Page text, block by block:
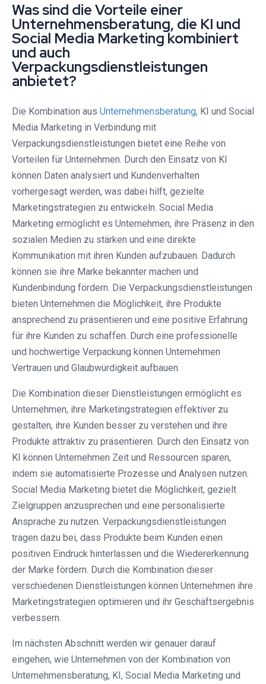
Was sind die Vorteile einer
Unternehmensberatung, die KI und
Social Media Marketing kombiniert
und auch
Verpackungsdienstleistungen
anbietet?
Die Kombination aus Unternehmensberatung, KI und Social
Media Marketing in Verbindung mit
Verpackungsdienstleistungen bietet eine Reihe von
Vorteilen für Unternehmen. Durch den Einsatz von KI
können Daten analysiert und Kundenverhalten
vorhergesagt werden, was dabei hilft, gezielte
Marketingstrategien zu entwickeln. Social Media
Marketing ermöglicht es Unternehmen, ihre Präsenz in den
sozialen Medien zu stärken und eine direkte
Kommunikation mit ihren Kunden aufzubauen. Dadurch
können sie ihre Marke bekannter machen und
Kundenbindung fördern. Die Verpackungsdienstleistungen
bieten Unternehmen die Möglichkeit, ihre Produkte
ansprechend zu präsentieren und eine positive Erfahrung
für ihre Kunden zu schaffen. Durch eine professionelle
und hochwertige Verpackung können Unternehmen
Vertrauen und Glaubwürdigkeit aufbauen.
Die Kombination dieser Dienstleistungen ermöglicht es
Unternehmen, ihre Marketingstrategien effektiver zu
gestalten, ihre Kunden besser zu verstehen und ihre
Produkte attraktiv zu präsentieren. Durch den Einsatz von
KI können Unternehmen Zeit und Ressourcen sparen,
indem sie automatisierte Prozesse und Analysen nutzen.
Social Media Marketing bietet die Möglichkeit, gezielt
Zielgruppen anzusprechen und eine personalisierte
Ansprache zu nutzen. Verpackungsdienstleistungen
tragen dazu bei, dass Produkte beim Kunden einen
positiven Eindruck hinterlassen und die Wiedererkennung
der Marke fördern. Durch die Kombination dieser
verschiedenen Dienstleistungen können Unternehmen ihre
Marketingstrategien optimieren und ihr Geschäftsergebnis
verbessern.
Im nächsten Abschnitt werden wir genauer darauf
eingehen, wie Unternehmen von der Kombination von
Unternehmensberatung, KI, Social Media Marketing und